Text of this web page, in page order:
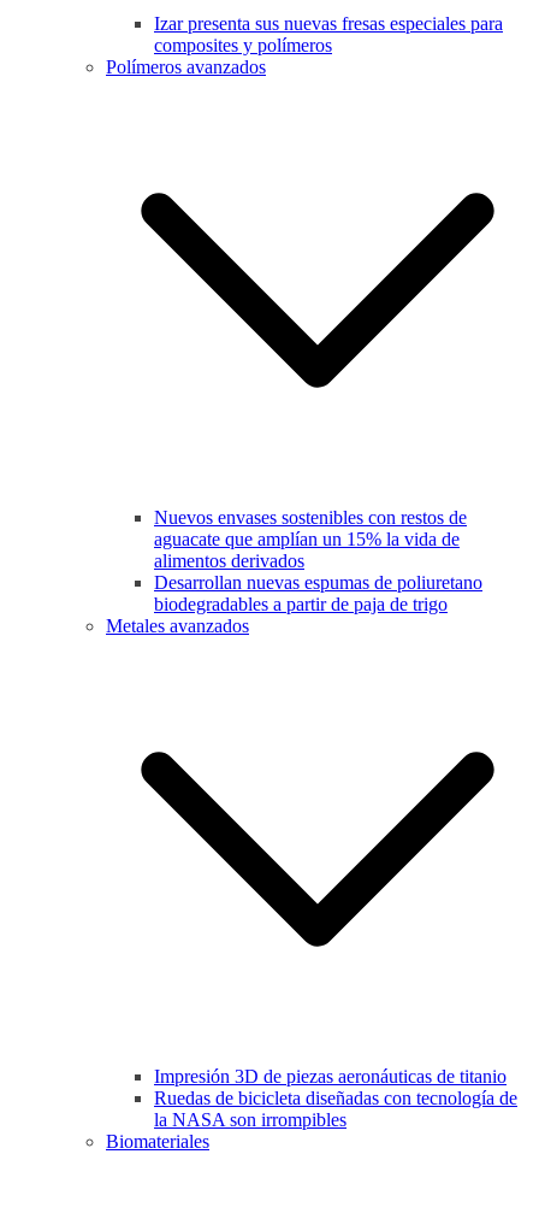
Izar presenta sus nuevas fresas especiales para
composites y polímeros
Polímeros avanzados
Nuevos envases sostenibles con restos de
aguacate que amplían un 15% la vida de
alimentos derivados
Desarrollan nuevas espumas de poliuretano
biodegradables a partir de paja de trigo
Metales avanzados
Impresión 3D de piezas aeronáuticas de titanio
Ruedas de bicicleta diseñadas con tecnología de
la NASA son irrompibles
Biomateriales